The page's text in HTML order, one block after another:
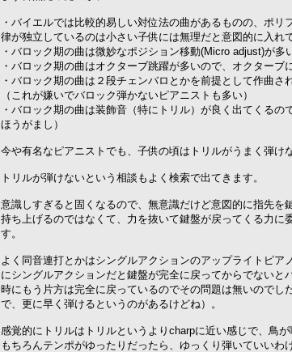
・バイエルでは比較的易しい対位法の曲があるものの、ポ
律が独立しているのは小さい子供には無理だと意図的に入れ
・バロック期の曲は微妙なポジション移動(Micro adjust)が
・バロック期の曲はオクターブ跳躍が多いので、オクターブ
・バロック期の曲は２段チェンバロとかを前提として作曲
（これが嫌いでバロック弾かないピアニストも多い）
・バロック期の曲は装飾音（特にトリル）が良く出てくる
ほうがまし）
今や有名なピアニストでも、子供の頃はトリルがうまく弾け
トリルが弾けないという相談もよく検索で出てきます。
意識しすぎると固くなるので、無意識だけど意図的に指先
持ち上げるのではなくて、力を抜いて鍵盤が戻ってくる力
す。
よく同音連打とかはシングルアクションのアップライトピ
にシングルアクションだと鍵盤が完全に戻ってからでない
時にもう片方は完全に戻っているのでその問題は無いので
で、更に早く弾けるというのがあるけどね）。
感覚的にトリルはトリルというよりcharpに近い感じで、鳥
もちろんテンポがゆったりだったら、ゆっくり弾いていいわ